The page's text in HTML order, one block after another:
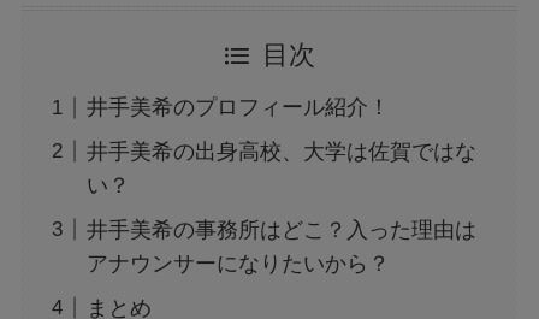
目次
井手美希のプロフィール紹介！
井手美希の出身高校、大学は佐賀ではな
い？
井手美希の事務所はどこ？入った理由は
アナウンサーになりたいから？
まとめ